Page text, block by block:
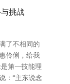
挑战
了不相同的
伶俐，给我
第一技能理
：“主东说念